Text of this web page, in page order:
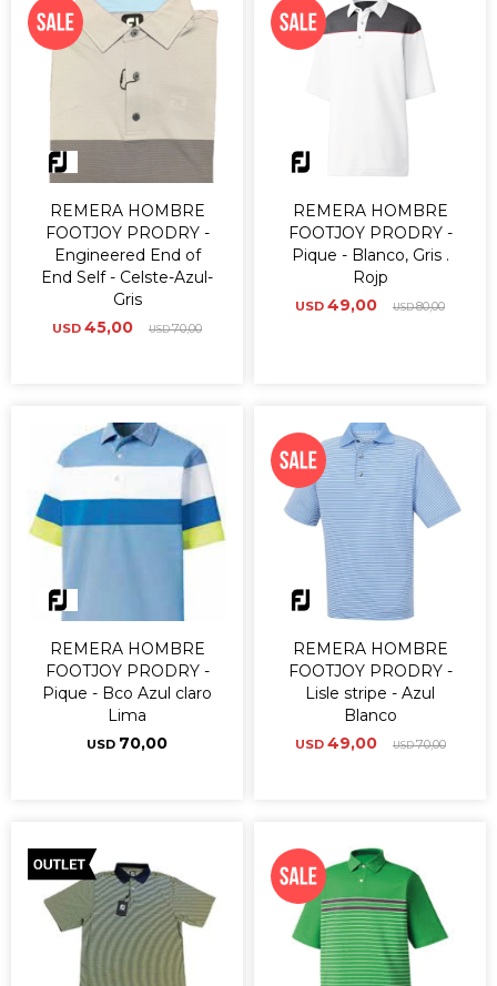
REMERA HOMBRE
FOOTJOY PRODRY -
Engineered End of
End Self - Celste-Azul-
Gris
USD 45,00 USD70,00
REMERA HOMBRE
FOOTJOY PRODRY -
Pique - Blanco, Gris .
Rojp
USD 49,00 USD80,00
REMERA HOMBRE
FOOTJOY PRODRY -
Pique - Bco Azul claro
Lima
USD 70,00
REMERA HOMBRE
FOOTJOY PRODRY -
Lisle stripe - Azul
Blanco
USD 49,00 USD70,00